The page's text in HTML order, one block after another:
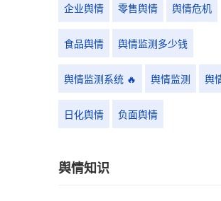
企业舆情 零售舆情 舆情危机
食品舆情 舆情监测多少钱
舆情监测系统 🔥 舆情监测 舆
日化舆情 负面舆情
舆情知识